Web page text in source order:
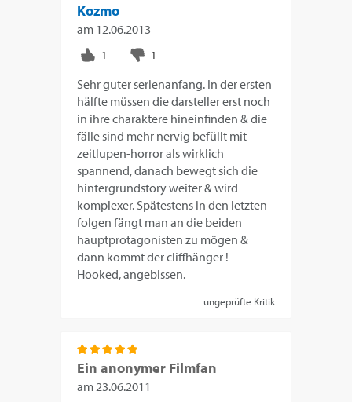
Kozmo
am 12.06.2013
Sehr guter serienanfang. In der ersten
hälfte müssen die darsteller erst noch
in ihre charaktere hineinfinden & die
fälle sind mehr nervig befüllt mit
zeitlupen-horror als wirklich
spannend, danach bewegt sich die
hintergrundstory weiter & wird
komplexer. Spätestens in den letzten
folgen fängt man an die beiden
hauptprotagonisten zu mögen &
dann kommt der cliffhänger !
Hooked, angebissen.
ungeprüfte Kritik
Ein anonymer Filmfan
am 23.06.2011